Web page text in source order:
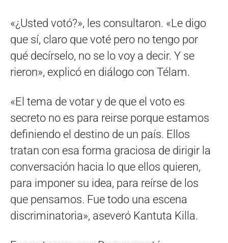
«¿Usted votó?», les consultaron. «Le digo
que sí, claro que voté pero no tengo por
qué decírselo, no se lo voy a decir. Y se
rieron», explicó en diálogo con Télam.
«El tema de votar y de que el voto es
secreto no es para reirse porque estamos
definiendo el destino de un país. Ellos
tratan con esa forma graciosa de dirigir la
conversación hacia lo que ellos quieren,
para imponer su idea, para reírse de los
que pensamos. Fue todo una escena
discriminatoria», aseveró Kantuta Killa.